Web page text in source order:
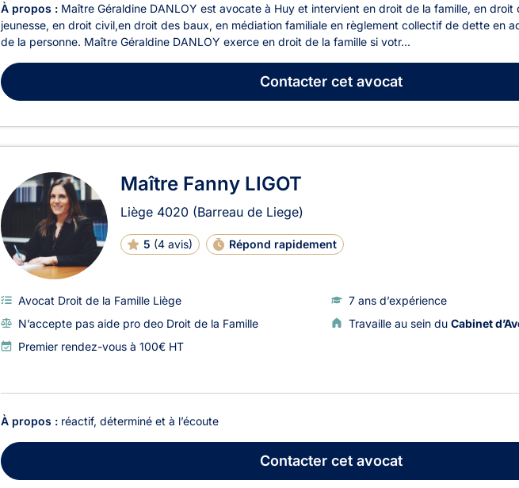
À propos : Maître Géraldine DANLOY est avocate à Huy et intervient en droit de la famille, en droit
jeunesse, en droit civil,en droit des baux, en médiation familiale en règlement collectif de dette en
de la personne. Maître Géraldine DANLOY exerce en droit de la famille si votr...
Contactercet avocat
Maître Fanny LIGOT
Liège 4020 (Barreau de Liege)
5 (4 avis) Répond rapidement
Avocat Droit de la Famille Liège
7 ans d’expérience
N’accepte pas aide pro deo Droit de la Famille
Travaille au sein du Cabinet
Premier rendez-vous à 100€ HT
À propos : réactif, déterminé et à l’écoute
Contactercet avocat